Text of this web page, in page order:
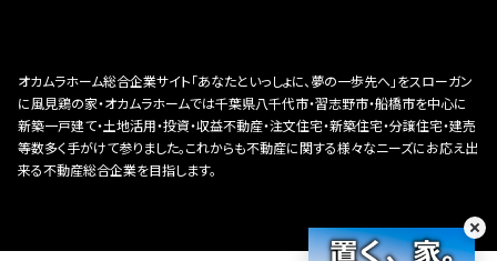
オカムラホーム総合企業サイト「あなたといっしょに、夢の一歩先へ」をスローガン
に風見鶏の家・オカムラホームでは千葉県八千代市・習志野市・船橋市を中心に
新築一戸建て・土地活用・投資・収益不動産・注文住宅・新築住宅・分譲住宅・建売
等数多く手がけて参りました。これからも不動産に関する様々なニーズにお応え出
来る不動産総合企業を目指します。